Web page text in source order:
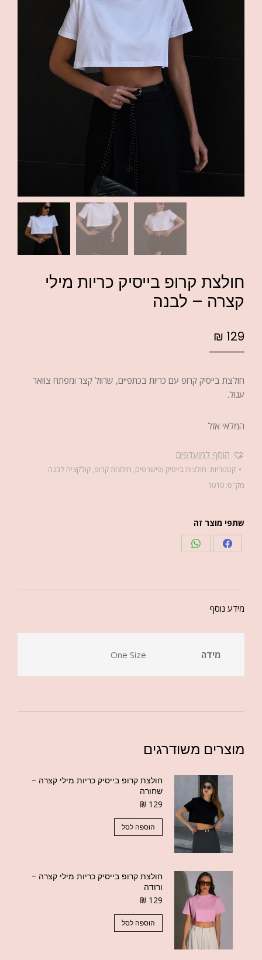
חולצת קרופ בייסיק כריות מילי
קצרה – לבנה
₪ 129
חולצת בייסיק קרופ עם כריות בכתפיים, שרוול קצר ומפתח צוואר
עגול.
המלאי אזל
הוסף למועדפים
קטגוריות: חולצות בייסיק וטישרטים, חולצות קרופ, קולקציה לבנה
מק"ט: 1010
שתפי מוצר זה
מידע נוסף
מידה One Size
מוצרים משודרגים
חולצת קרופ בייסיק כריות מילי קצרה -
שחורה
₪ 129
הוספה לסל
חולצת קרופ בייסיק כריות מילי קצרה -
ורודה
₪ 129
הוספה לסל